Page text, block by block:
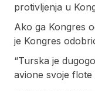
protivljenja u
Ako ga Kongres
je Kongres
“Turska je
avione svoje flote